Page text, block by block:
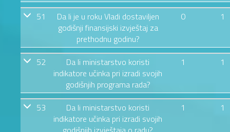
51
Da li je u roku Vladi dostaviljen
godišnji finansijski izvještaj za
prethodnu godinu?
0 1
52
Da li ministarstvo koristi
indikatore učinka pri izradi svojih
godišnjih programa rada?
1 1
53
Da li ministarstvo koristi
indikatore učinka pri izradi svojih
1 1